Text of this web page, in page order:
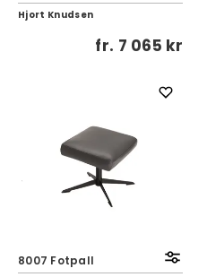
Hjort Knudsen
fr. 7 065 kr
8007 Fotpall